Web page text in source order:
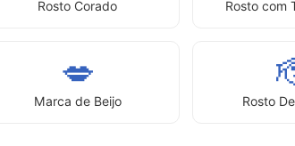
Rosto Corado Rosto com
💋
Marca de Beijo Rosto